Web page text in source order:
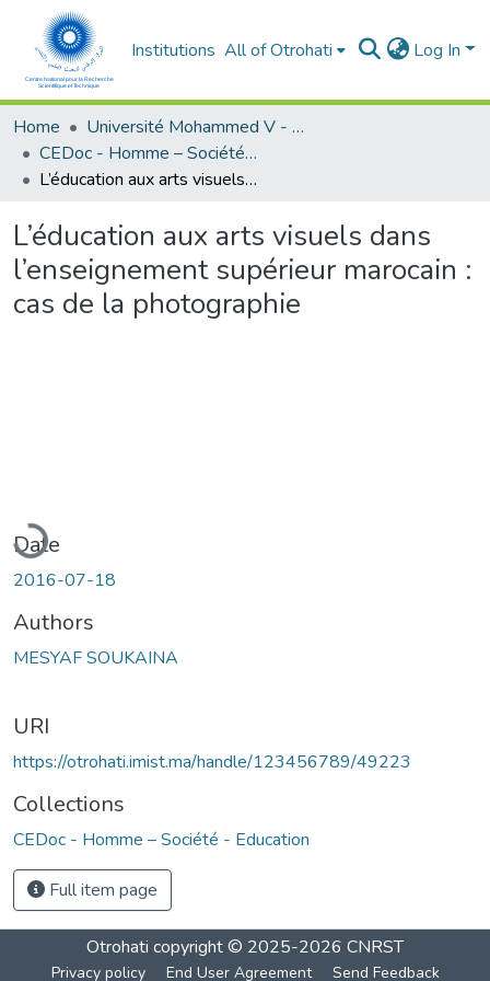
Institutions All of Otrohati Log In
Home
Université Mohammed V - Rabat
CEDoc - Homme – Société - Education
L’éducation aux arts visuels dans l’enseignement supérieur marocain : cas de la photographie
L’éducation aux arts visuels dans
l’enseignement supérieur marocain :
cas de la photographie
Date
2016-07-18
Authors
MESYAF SOUKAINA
URI
https://otrohati.imist.ma/handle/123456789/49223
Collections
CEDoc - Homme – Société - Education
Full item page
Otrohati copyright © 2025-2026 CNRST
Privacy policy End User Agreement Send Feedback